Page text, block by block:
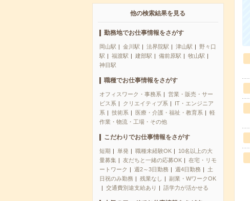
他の検索結果を見る
勤務地でお仕事情報をさがす
岡山駅 金川駅 法界院駅 津山駅
野々口
駅
福渡駅 建部駅 備前原駅
牧山駅
神目駅
職種でお仕事情報をさがす
オフィスワーク・事務系
営業・販売・サー
ビス系
クリエイティブ系
IT・エンジニア
系
技術系 医療・介護・福祉・教育系
軽
作業・物流・工場・その他
こだわりでお仕事情報をさがす
短期 単発 職種未経験OK
10名以上の大
量募集
友だちと一緒の応募OK
在宅・リモ
ートワーク
週2～3日勤務 週4日勤務
土
日祝のみ勤務
残業なし
副業・WワークOK
交通費別途支給あり
語学力が活かせる